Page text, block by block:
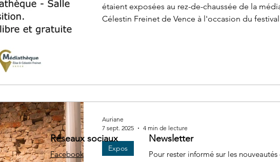
étaient exposées au rez-de-chaussée de la
Célestin Freinet de Vence à l'occasion du
Expos
Auriane
7 sept. 2025
4 min de lecture
Réseaux sociaux Newsletter
Facebook
Pour rester informé sur les